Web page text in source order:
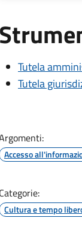
Tutela
Tutela
Accesso
Categorie:
Cultura e tempo